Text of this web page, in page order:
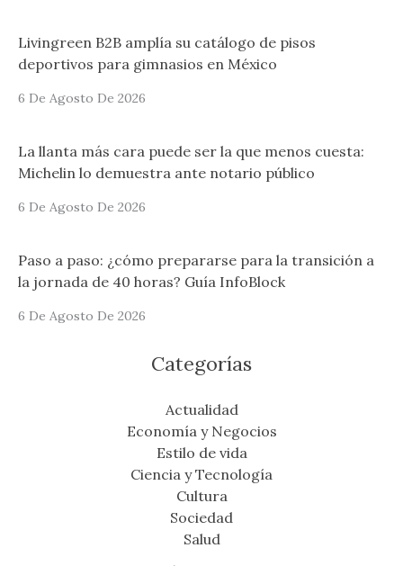
Livingreen B2B amplía su catálogo de pisos
deportivos para gimnasios en México
6 De Agosto De 2026
La llanta más cara puede ser la que menos cuesta:
Michelin lo demuestra ante notario público
6 De Agosto De 2026
Paso a paso: ¿cómo prepararse para la transición a
la jornada de 40 horas? Guía InfoBlock
6 De Agosto De 2026
Categorías
Actualidad
Economía y Negocios
Estilo de vida
Ciencia y Tecnología
Cultura
Sociedad
Salud